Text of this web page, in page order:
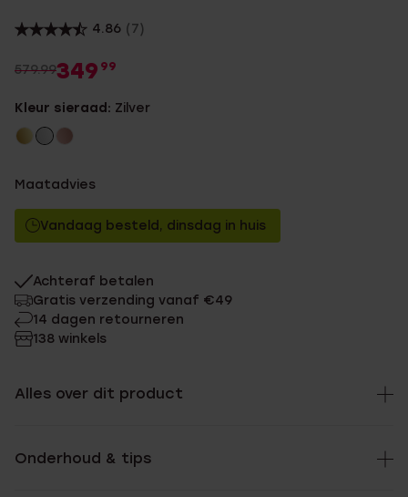
4.86 (7)
579.99349 99
Kleur sieraad: Zilver
Maatadvies
Vandaag besteld, dinsdag in huis
Achteraf betalen
Gratis verzending vanaf €49
14 dagen retourneren
138 winkels
Alles over dit product
Onderhoud & tips